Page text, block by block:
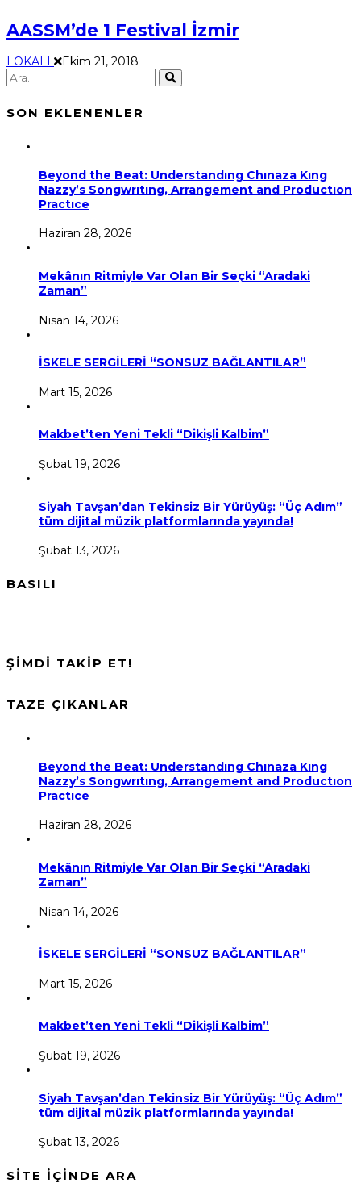
AASSM’de 1 Festival İzmir
LOKALL Ekim 21, 2018
SON EKLENENLER
Beyond the Beat: Understandıng Chınaza Kıng
Nazzy’s Songwrıtıng, Arrangement and Productıon
Practıce
Haziran 28, 2026
Mekânın Ritmiyle Var Olan Bir Seçki “Aradaki
Zaman”
Nisan 14, 2026
İSKELE SERGİLERİ “SONSUZ BAĞLANTILAR”
Mart 15, 2026
Makbet’ten Yeni Tekli “Dikişli Kalbim”
Şubat 19, 2026
Siyah Tavşan’dan Tekinsiz Bir Yürüyüş: “Üç Adım”
tüm dijital müzik platformlarında yayında!
Şubat 13, 2026
BASILI
ŞİMDİ TAKİP ET!
TAZE ÇIKANLAR
Beyond the Beat: Understandıng Chınaza Kıng
Nazzy’s Songwrıtıng, Arrangement and Productıon
Practıce
Haziran 28, 2026
Mekânın Ritmiyle Var Olan Bir Seçki “Aradaki
Zaman”
Nisan 14, 2026
İSKELE SERGİLERİ “SONSUZ BAĞLANTILAR”
Mart 15, 2026
Makbet’ten Yeni Tekli “Dikişli Kalbim”
Şubat 19, 2026
Siyah Tavşan’dan Tekinsiz Bir Yürüyüş: “Üç Adım”
tüm dijital müzik platformlarında yayında!
Şubat 13, 2026
SİTE İÇİNDE ARA